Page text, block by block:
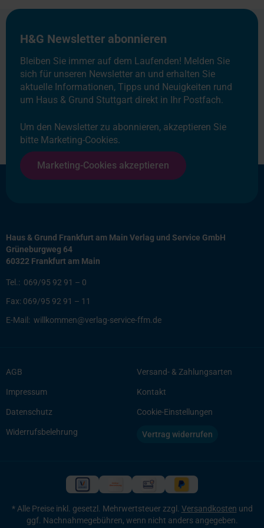
H&G Newsletter abonnieren
Bleiben Sie immer auf dem Laufenden! Melden Sie
sich für unseren Newsletter an und erhalten Sie
aktuelle Informationen, Tipps und Neuigkeiten rund
um Haus & Grund Stuttgart direkt in Ihr Postfach.
Um den Newsletter zu abonnieren, akzeptieren Sie
bitte Marketing-Cookies.
Marketing-Cookies akzeptieren
Haus & Grund Frankfurt am Main Verlag und Service GmbH
Grüneburgweg 64
60322 Frankfurt am Main
Tel.: 069/95 92 91 – 0
Fax: 069/95 92 91 – 11
E-Mail: willkommen@verlag-service-ffm.de
AGB
Impressum
Datenschutz
Widerrufsbelehrung
Versand- & Zahlungsarten
Kontakt
Cookie-Einstellungen
Vertrag widerrufen
* Alle Preise inkl. gesetzl. Mehrwertsteuer zzgl. Versandkosten und
ggf. Nachnahmegebühren, wenn nicht anders angegeben.